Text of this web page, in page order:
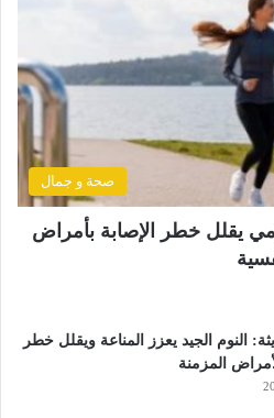
صحة و جمال
يقلل خطر الإصابة بأمراض
النوم الجيد يعزز المناعة ويقلل خطر
المزمنة